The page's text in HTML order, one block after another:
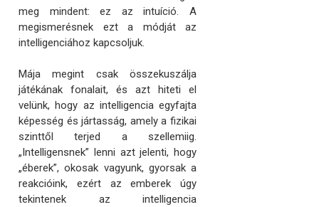
meg mindent: ez az intuíció. A
megismerésnek ezt a módját az
intelligenciához kapcsoljuk.
Mája megint csak összekuszálja
játékának fonalait, és azt hiteti el
velünk, hogy az intelligencia egyfajta
képesség és jártasság, amely a fizikai
szinttől terjed a szellemiig.
„Intelligensnek” lenni azt jelenti, hogy
„éberek”, okosak vagyunk, gyorsak a
reakcióink, ezért az emberek úgy
tekintenek az intelligencia